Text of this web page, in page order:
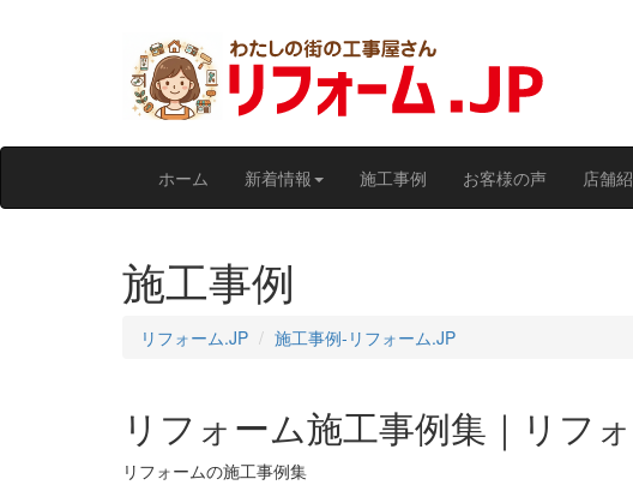
ホーム 新着情報 施工事例 お客様の声 店舗
施工事例
リフォーム.JP 施工事例‐リフォーム.JP
リフォーム施工事例集｜リフ
リフォームの施工事例集